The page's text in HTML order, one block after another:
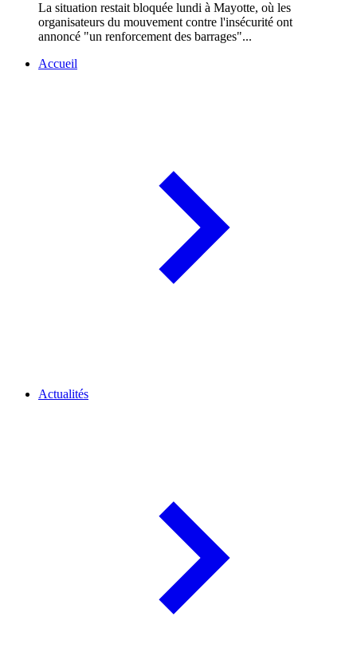
La situation restait bloquée lundi à Mayotte, où les
organisateurs du mouvement contre l'insécurité ont
annoncé "un renforcement des barrages"...
Accueil
Actualités